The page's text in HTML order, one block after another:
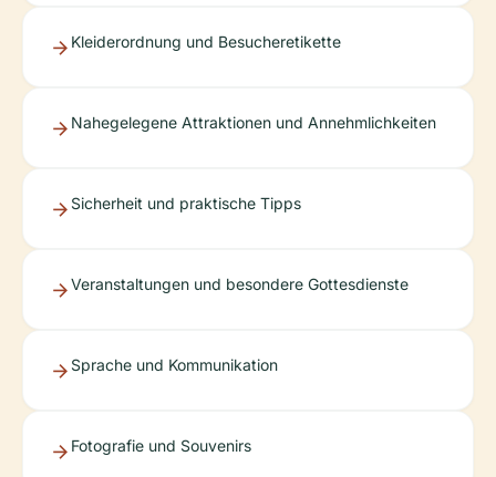
Kleiderordnung und Besucheretikette
Nahegelegene Attraktionen und Annehmlichkeiten
Sicherheit und praktische Tipps
Veranstaltungen und besondere Gottesdienste
Sprache und Kommunikation
Fotografie und Souvenirs